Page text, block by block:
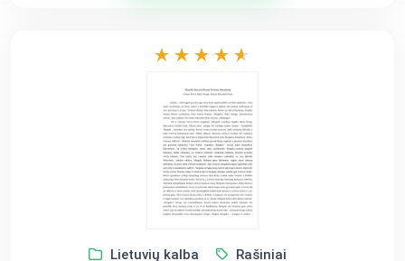
Lietuvių kalba Rašiniai